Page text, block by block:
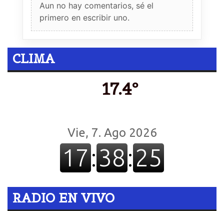
Aun no hay comentarios, sé el
primero en escribir uno.
CLIMA
17.4º
RADIO EN VIVO